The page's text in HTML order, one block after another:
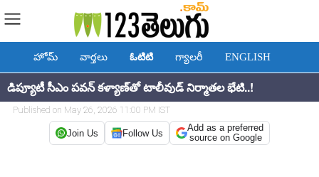
హోమ్ వార్తలు ఓటిటి గ్యాలరీ ENGLISH
డిప్యూటీ సీఎం పవన్ కళ్యాణ్‌తో టాలీవుడ్ నిర్మాతల భేటి..!
Published on May 26, 2026 11:00 PM IST
Join Us Follow Us
Add as a preferred
source on Google